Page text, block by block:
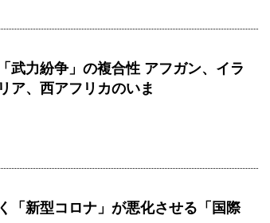
武力紛争」の複合性 アフガン、イラ
ア、西アフリカのいま
「新型コロナ」が悪化させる「国際